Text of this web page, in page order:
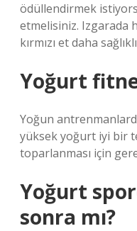
ödüllendirmek
etmelisiniz. Izgarada
kırmızı et daha
Yoğurt
Yoğun
yüksek yoğurt iyi bir
toparlanması için
Yoğurt
sonra mı?